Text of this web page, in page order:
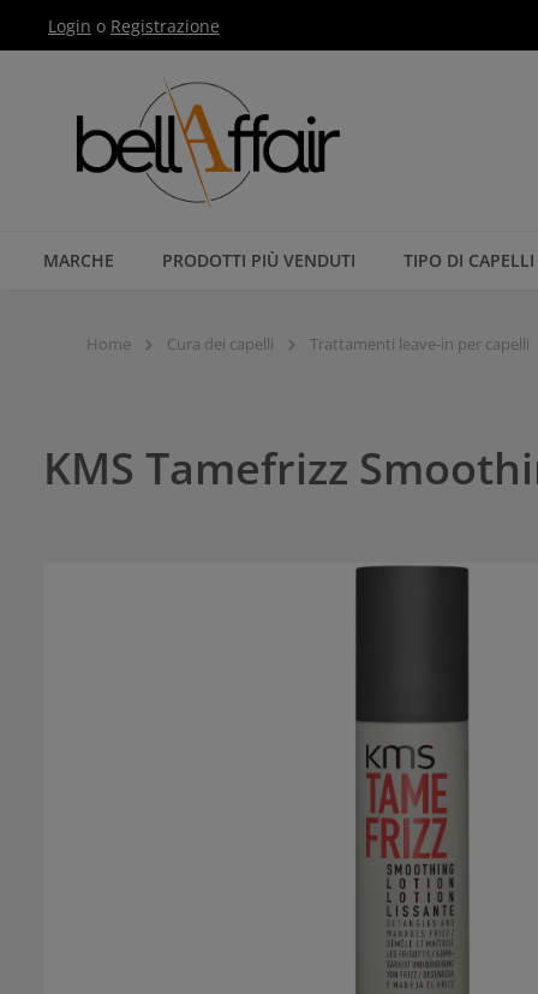
alla navigazione principale
Login o Registrazione
MARCHE PRODOTTI PIÙ VENDUTI TIPO DI CAPELLI
Home Cura dei capelli Trattamenti leave-in per capelli
KMS Tamefrizz